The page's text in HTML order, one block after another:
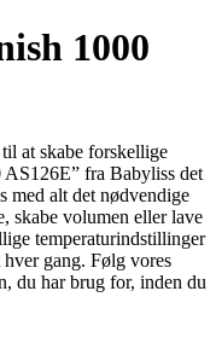
1000
at skabe forskellige
fra Babyliss det
med alt det nødvendige
skabe volumen eller lave
temperaturindstillinger
gang. Følg vores
du har brug for, inden du